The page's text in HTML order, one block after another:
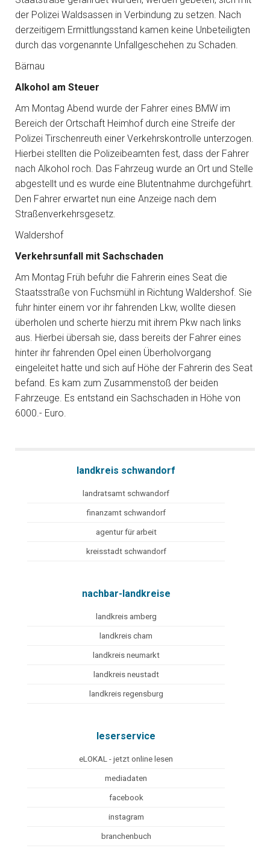
der Polizei Waldsassen in Verbindung zu setzen. Nach
derzeitigem Ermittlungsstand kamen keine Unbeteiligten
durch das vorgenannte Unfallgeschehen zu Schaden.
Bärnau
Alkohol am Steuer
Am Montag Abend wurde der Fahrer eines BMW im
Bereich der Ortschaft Heimhof durch eine Streife der
Polizei Tirschenreuth einer Verkehrskontrolle unterzogen.
Hierbei stellten die Polizeibeamten fest, dass der Fahrer
nach Alkohol roch. Das Fahrzeug wurde an Ort und Stelle
abgestellt und es wurde eine Blutentnahme durchgeführt.
Den Fahrer erwartet nun eine Anzeige nach dem
Straßenverkehrsgesetz.
Waldershof
Verkehrsunfall mit Sachschaden
Am Montag Früh befuhr die Fahrerin eines Seat die
Staatsstraße von Fuchsmühl in Richtung Waldershof. Sie
fuhr hinter einem vor ihr fahrenden Lkw, wollte diesen
überholen und scherte hierzu mit ihrem Pkw nach links
aus. Hierbei übersah sie, dass bereits der Fahrer eines
hinter ihr fahrenden Opel einen Überholvorgang
eingeleitet hatte und sich auf Höhe der Fahrerin des Seat
befand. Es kam zum Zusammenstoß der beiden
Fahrzeuge. Es entstand ein Sachschaden in Höhe von
6000.- Euro.
landkreis schwandorf
landratsamt schwandorf
finanzamt schwandorf
agentur für arbeit
kreisstadt schwandorf
nachbar-landkreise
landkreis amberg
landkreis cham
landkreis neumarkt
landkreis neustadt
landkreis regensburg
leserservice
eLOKAL - jetzt online lesen
mediadaten
facebook
instagram
branchenbuch